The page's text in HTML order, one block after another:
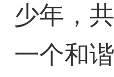
少年，
一个和